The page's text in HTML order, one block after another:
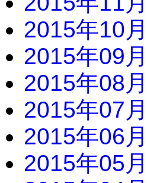
2015年10月
2015年09月
2015年08月
2015年07月
2015年06月
2015年05月